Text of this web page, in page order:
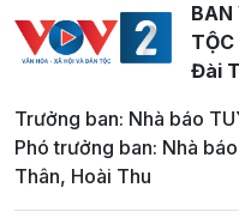
BAN
TỘC
Đài
Trưởng ban: Nhà báo
Phó trưởng ban: Nhà
Thân, Hoài Thu